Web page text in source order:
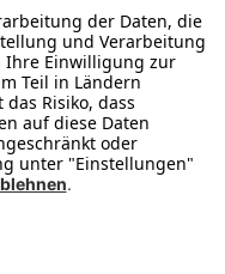
für gleichmäßige
Yogurt oder